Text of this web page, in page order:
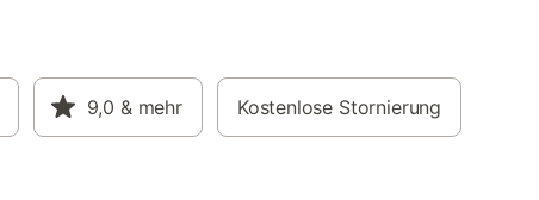
9,0 & mehr Kostenlose Stornierung